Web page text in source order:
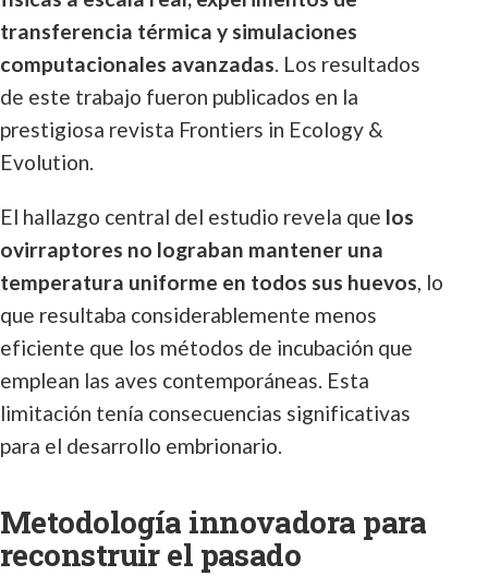
transferencia térmica y simulaciones
computacionales avanzadas. Los resultados
de este trabajo fueron publicados en la
prestigiosa revista Frontiers in Ecology &
Evolution.
El hallazgo central del estudio revela que los
ovirraptores no lograban mantener una
temperatura uniforme en todos sus huevos, lo
que resultaba considerablemente menos
eficiente que los métodos de incubación que
emplean las aves contemporáneas. Esta
limitación tenía consecuencias significativas
para el desarrollo embrionario.
Metodología innovadora para
reconstruir el pasado